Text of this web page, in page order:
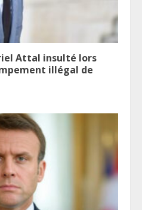
Attal insulté lors
illégal de